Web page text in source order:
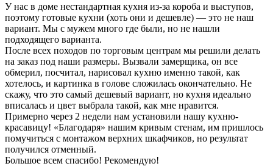
У нас в доме нестандартная кухня из-за короба и выступов,
поэтому готовые кухни (хоть они и дешевле) — это не наш
вариант. Мы с мужем много где были, но не нашли
подходящего варианта.
После всех походов по торговым центрам мы решили делать
на заказ под наши размеры. Вызвали замерщика, он все
обмерил, посчитал, нарисовал кухню именно такой, как
хотелось, и картинка в голове сложилась окончательно. Не
скажу, что это самый дешевый вариант, но кухня идеально
вписалась и цвет выбрала такой, как мне нравится.
Примерно через 2 недели нам установили нашу кухню-
красавицу! «Благодаря» нашим кривым стенам, им пришлось
помучиться с монтажом верхних шкафчиков, но результат
получился отменный.
Большое всем спасибо! Рекомендую!